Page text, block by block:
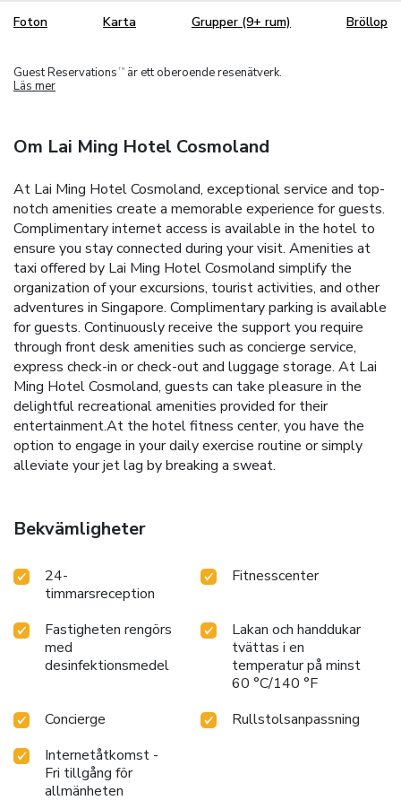
Foton Karta Grupper (9+ rum) Bröllop
Guest Reservations TM
är ett oberoende resenätverk.
Läs mer
Om Lai Ming Hotel Cosmoland
At Lai Ming Hotel Cosmoland, exceptional service and top-
notch amenities create a memorable experience for guests.
Complimentary internet access is available in the hotel to
ensure you stay connected during your visit. Amenities at
taxi offered by Lai Ming Hotel Cosmoland simplify the
organization of your excursions, tourist activities, and other
adventures in Singapore. Complimentary parking is available
for guests. Continuously receive the support you require
through front desk amenities such as concierge service,
express check-in or check-out and luggage storage. At Lai
Ming Hotel Cosmoland, guests can take pleasure in the
delightful recreational amenities provided for their
entertainment.At the hotel fitness center, you have the
option to engage in your daily exercise routine or simply
alleviate your jet lag by breaking a sweat.
Bekvämligheter
24-
timmarsreception
Fitnesscenter
Fastigheten rengörs
med
desinfektionsmedel
Lakan och handdukar
tvättas i en
temperatur på minst
60 °C/140 °F
Concierge
Rullstolsanpassning
Internetåtkomst -
Fri tillgång för
allmänheten